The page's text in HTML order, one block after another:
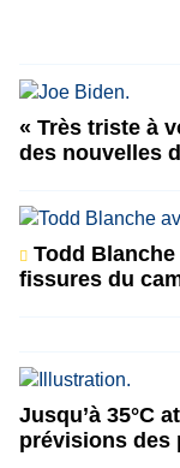
« Très triste à
des nouvelles
Todd
fissures du
Jusqu’à 35°C
prévisions des